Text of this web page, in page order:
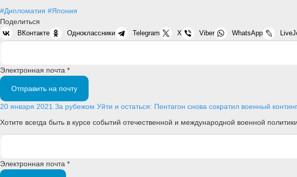
#Дипломатия #Япония
Поделиться
ВКонтакте Одноклассники Telegram X Viber WhatsApp
Электронная почта *
Отправить на почту
20 января 2021 За рубежом Уйти и остаться: Пентагон снова сократил военный
Хотите всегда быть в курсе событий отечественной и международной военной
Электронная почта *